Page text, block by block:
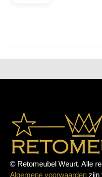
© Retomeubel Weurt. Alle
Algemene voorwaarden zijn